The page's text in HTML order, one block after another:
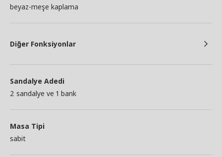
beyaz-meşe kaplama
Diğer Fonksiyonlar
Sandalye Adedi
2 sandalye ve 1 bank
Masa Tipi
sabit